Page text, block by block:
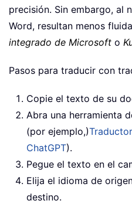
precisión. Sin embargo, al
Word, resultan menos
integrado de Microsoft o
Pasos para traducir con
Copie el texto de su
Abra una herramienta
(por ejemplo,)
ChatGPT).
Pegue el texto en el
Elija el idioma de
destino.